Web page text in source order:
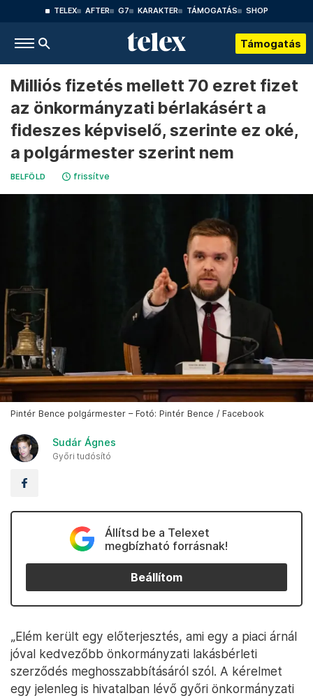
TELEX AFTER G7 KARAKTER TÁMOGATÁS SHOP
Támogatás
Milliós fizetés mellett 70 ezret fizet
az önkormányzati bérlakásért a
fideszes képviselő, szerinte ez oké,
a polgármester szerint nem
BELFÖLD frissítve
Pintér Bence polgármester – Fotó: Pintér Bence / Facebook
Sudár Ágnes
Győri tudósító
Állítsd be a Telexet
megbízható forrásnak!
Beállítom
„Elém került egy előterjesztés, ami egy a piaci árnál
jóval kedvezőbb önkormányzati lakásbérleti
szerződés meghosszabbításáról szól. A kérelmet
egy jelenleg is hivatalban lévő győri önkormányzati